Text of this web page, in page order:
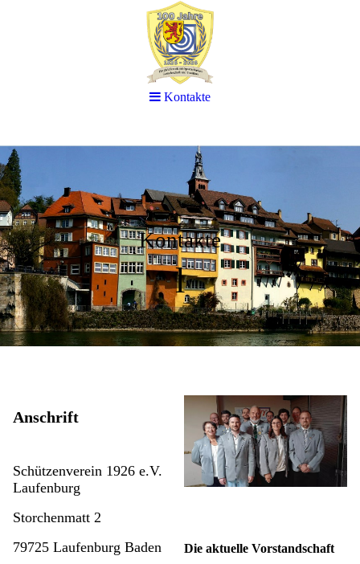
Kontakte
l
Anschrift
Schützenverein 1926 e.V.
Laufenburg
Storchenmatt 2
79725 Laufenburg Baden
Die aktuelle Vorstandschaft
Kontakte